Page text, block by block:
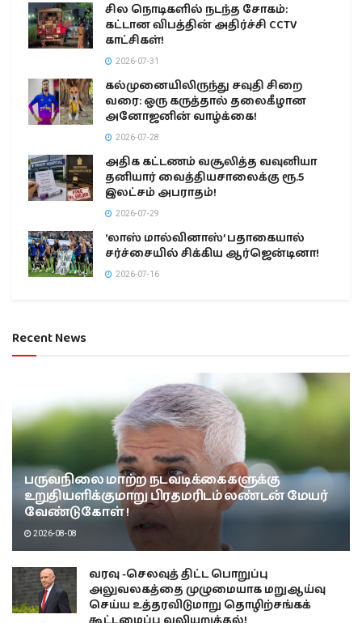
சில நொடிகளில் நடந்த சோகம்:
கட்டான விபத்தின் அதிர்ச்சி CCTV
காட்சிகள்!
2026-07-31
கல்முனையிலிருந்து சவுதி சிறை
வரை: ஒரு கருத்தால் தலைகீழான
அனோஜனின் வாழ்க்கை!
2026-07-28
அதிக கட்டணம் வசூலித்த வவுனியா
தனியார் வைத்தியசாலைக்கு ரூ.5
இலட்சம் அபராதம்!
2026-07-29
‘லாஸ் மால்வினாஸ்’ பதாகையால்
சர்ச்சையில் சிக்கிய ஆர்ஜென்டினா!
2026-07-16
Recent News
பருவநிலை மாற்ற நடவடிக்கைகளுக்கு
உறுதியளிக்குமாறு பிரதமரிடம் லண்டன் மேயர்
வேண்டுகோள் !
2026-08-08
வரவு -செலவுத் திட்ட பொறுப்பு
அலுவலகத்தை முழுமையாக மறுஆய்வு
செய்ய உத்தரவிடுமாறு தொழிற்சங்கக்